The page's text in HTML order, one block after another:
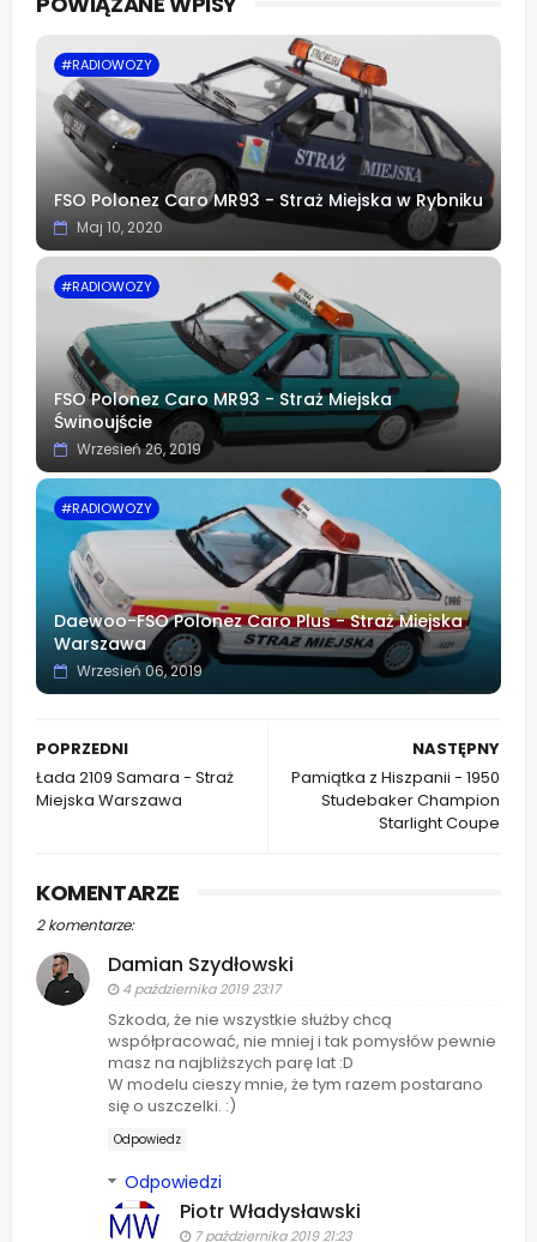
#RADIOWOZY
FSO Polonez Caro MR93 - Straż Miejska w Rybniku
Maj 10, 2020
#RADIOWOZY
FSO Polonez Caro MR93 - Straż Miejska
Świnoujście
Wrzesień 26, 2019
#RADIOWOZY
Daewoo-FSO Polonez Caro Plus - Straż Miejska
Warszawa
Wrzesień 06, 2019
NASTĘPNY
Pamiątka z Hiszpanii - 1950
Studebaker Champion
Starlight Coupe
POPRZEDNI
Łada 2109 Samara - Straż
Miejska Warszawa
KOMENTARZE
2 komentarze:
Damian Szydłowski
4 października 2019 23:17
Szkoda, że nie wszystkie służby chcą
współpracować, nie mniej i tak pomysłów pewnie
masz na najbliższych parę lat :D
W modelu cieszy mnie, że tym razem postarano
się o uszczelki. :)
Odpowiedz
Odpowiedzi
Piotr Władysławski
7 października 2019 21:23